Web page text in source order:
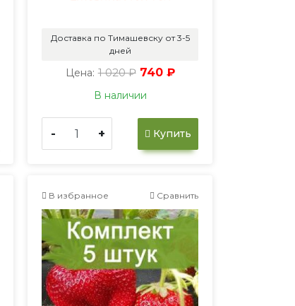
Доставка по Тимашевску от 3-5
дней
Цена: 1 020 ₽ 740 ₽
В наличии
- + Купить
В избранное Сравнить